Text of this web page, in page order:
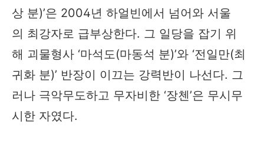
상 분)’은 2004년 하얼빈에서 넘어와 서울
의 최강자로 급부상한다. 그 일당을 잡기 위
해 괴물형사 ‘마석도(마동석 분)’와 ‘전일만(최
귀화 분)’ 반장이 이끄는 강력반이 나선다. 그
러나 극악무도하고 무자비한 ‘장첸’은 무시무
시한 자였다.